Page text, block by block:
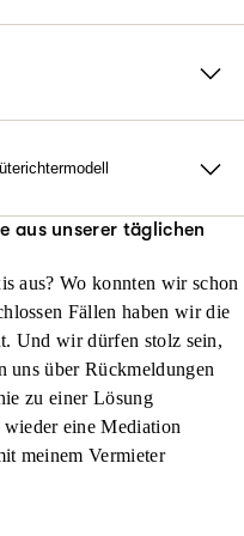
zu kommunizieren.
ist.
getroffen
eingehalten, kann man
Er darf beraten, den
Unterschied zu den
geben. Urteile darf er
Vergleich
dem Güterichter wird
aus unserer täglichen
aus? Wo konnten wir schon
Fällen haben wir die
Und wir dürfen stolz sein,
uns über Rückmeldungen
zu einer Lösung
eine Mediation
meinem Vermieter